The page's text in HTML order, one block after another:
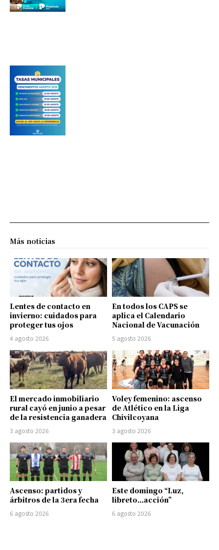
Más noticias
Lentes de contacto en
invierno: cuidados para
proteger tus ojos
4 agosto 2026
En todos los CAPS se
aplica el Calendario
Nacional de Vacunación
5 agosto 2026
El mercado inmobiliario
rural cayó en junio a pesar
de la resistencia ganadera
3 agosto 2026
Voley femenino: ascenso
de Atlético en la Liga
Chivilcoyana
3 agosto 2026
Ascenso: partidos y
árbitros de la 3era fecha
6 agosto 2026
Este domingo “Luz,
libreto…acción”
6 agosto 2026